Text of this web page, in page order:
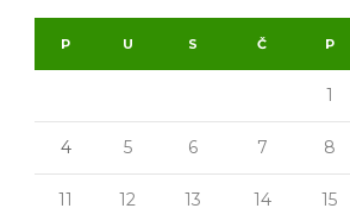
P U S Č P
1
4 5 6 7 8
11 12 13 14 15